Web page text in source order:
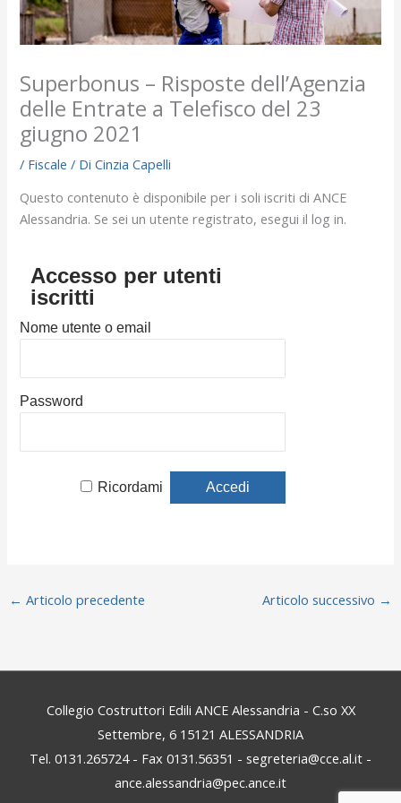
Superbonus – Risposte dell’Agenzia
delle Entrate a Telefisco del 23
giugno 2021
/ Fiscale / DiCinzia Capelli
Questo contenuto è disponibile per i soli iscriti di ANCE
Alessandria. Se sei un utente registrato, esegui il log in.
Accesso per utenti
iscritti
Nome utente o email
Password
Ricordami
← Articolo precedente Articolo successivo →
Collegio Costruttori Edili ANCE Alessandria - C.so XX
Settembre, 6 15121 ALESSANDRIA
Tel. 0131.265724 - Fax 0131.56351 - segreteria@cce.al.it -
ance.alessandria@pec.ance.it